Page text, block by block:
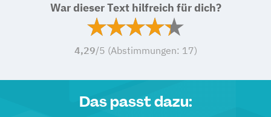
War dieser Text hilfreich für dich?
4,29/5 (Abstimmungen: 17)
Das passt dazu: